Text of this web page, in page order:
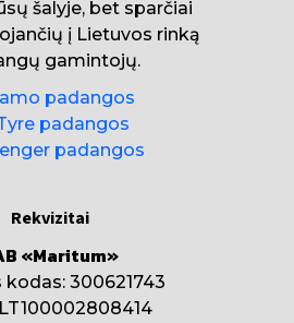
šalyje, bet sparčiai
į Lietuvos rinką
gamintojų.
padangos
padangos
padangos
Rekvizitai
«Maritum»
300621743